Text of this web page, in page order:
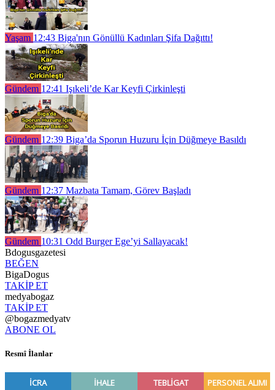
Yaşam 12:43 Biga'nın Gönüllü Kadınları Şifa Dağıttı!
Gündem 12:41 Işıkeli’de Kar Keyfi Çirkinleşti
Gündem 12:39 Biga’da Sporun Huzuru İçin Düğmeye Basıldı
Gündem 12:37 Mazbata Tamam, Görev Başladı
Gündem 10:31 Odd Burger Ege’yi Sallayacak!
Bdogusgazetesi
BEĞEN
BigaDogus
TAKİP ET
medyabogaz
TAKİP ET
@bogazmedyatv
ABONE OL
Resmî İlanlar